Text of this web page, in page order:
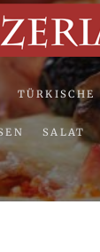
TÜRKISCHE
SALAT